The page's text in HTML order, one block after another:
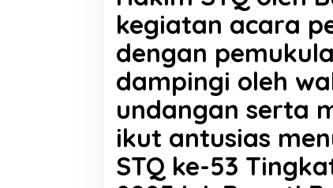
a
t
i
H
D
e
d
u
t
kegiatan acara
dengan
dampingi oleh
undangan serta
ikut antusias
STQ ke-53